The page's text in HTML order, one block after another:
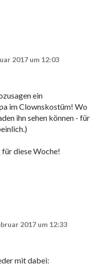
2017 um 12:03
ein
im Clownskostüm! Wo
ihn sehen können - für
diese Woche!
2017 um 12:33
mit dabei: